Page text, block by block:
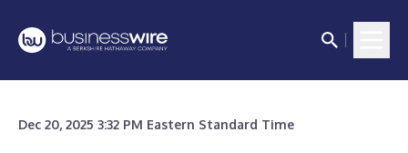
Dec 20, 2025 3:32 PM Eastern Standard Time